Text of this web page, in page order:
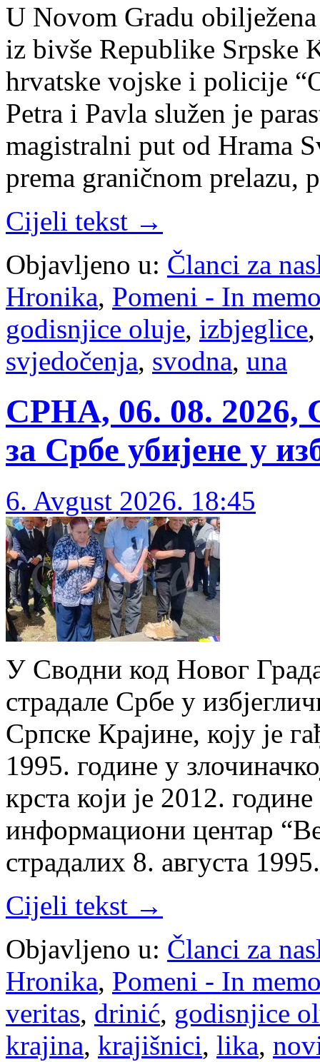
U Novom Gradu
iz bivše Republike Srpske
hrvatske vojske i policije
Petra i Pavla služen je
magistralni put od Hrama
prema graničnom prelazu,
Cijeli tekst →
Objavljeno u: Članci za
Hronika, Pomeni - In
godisnjice oluje, izbjeglice
svjedočenja, svodna, una
СРНА, 06. 08. 2026,
за Србе убијене у
6. Avgust 2026. 18:45
У Сводни код Новог
страдале Србе у
Српске Крајине, коју је
1995. године у
крста који је 2012.
информациони центар
страдалих 8. августа
Cijeli tekst →
Objavljeno u: Članci za
Hronika, Pomeni - In
veritas, drinić, godisnjice
krajina, krajišnici, lika,